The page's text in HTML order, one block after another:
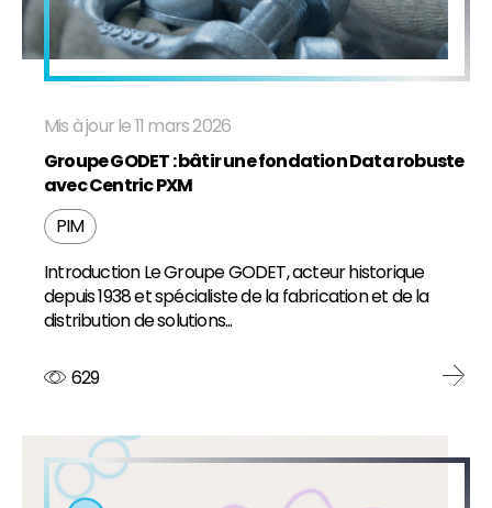
Mis à jour le 11 mars 2026
Groupe GODET : bâtir une fondation Data robuste
avec Centric PXM
PIM
Introduction Le Groupe GODET, acteur historique
depuis 1938 et spécialiste de la fabrication et de la
distribution de solutions...
629